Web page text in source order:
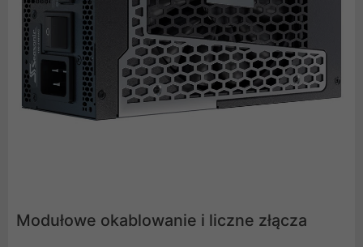
Modułowe okablowanie i liczne złącza